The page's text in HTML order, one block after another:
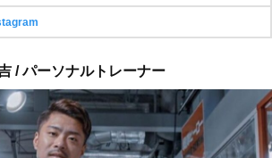
/ パーソナルトレーナー